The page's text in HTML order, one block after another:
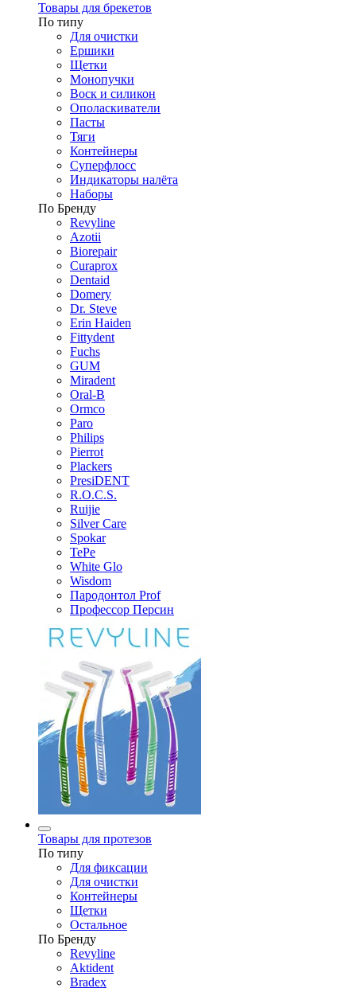
Товары для брекетов
По типу
Для очистки
Ершики
Щетки
Монопучки
Воск и силикон
Ополаскиватели
Пасты
Тяги
Контейнеры
Суперфлосс
Индикаторы налёта
Наборы
По Бренду
Revyline
Azotii
Biorepair
Curaprox
Dentaid
Domery
Dr. Steve
Erin Haiden
Fittydent
Fuchs
GUM
Miradent
Oral-B
Ormco
Paro
Philips
Pierrot
Plackers
PresiDENT
R.O.C.S.
Ruijie
Silver Care
Spokar
TePe
White Glo
Wisdom
Пародонтол Prof
Профессор Персин
Товары для протезов
По типу
Для фиксации
Для очистки
Контейнеры
Щетки
Остальное
По Бренду
Revyline
Aktident
Bradex